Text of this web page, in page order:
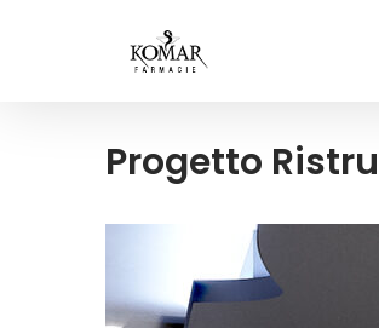
Progetto